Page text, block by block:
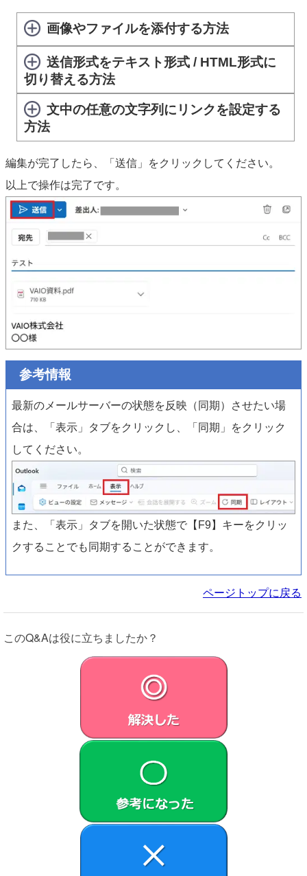
画像やファイルを添付する方法
送信形式をテキスト形式 / HTML形式に
切り替える方法
文中の任意の文字列にリンクを設定する
方法
編集が完了したら、「送信」をクリックしてください。
以上で操作は完了です。
参考情報
最新のメールサーバーの状態を反映（同期）させたい場
合は、「表示」タブをクリックし、「同期」をクリック
してください。
また、「表示」タブを開いた状態で【F9】キーをクリッ
クすることでも同期することができます。
ページトップに戻る
このQ&Aは役に立ちましたか？